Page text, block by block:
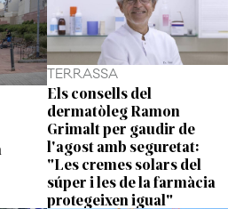
TERRASSA
Els consells del
dermatòleg Ramon
Grimalt per gaudir de
l'agost amb seguretat:
"Les cremes solars del
súper i les de la farmàcia
protegeixen igual"